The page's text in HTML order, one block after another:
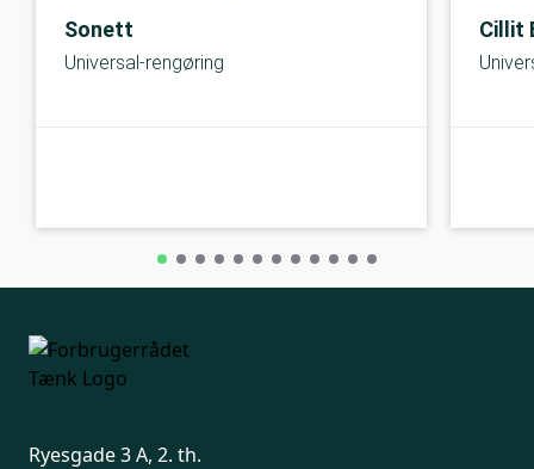
Sonett
Universal-rengøring
Cillit
Ryesgade 3 A, 2. th.